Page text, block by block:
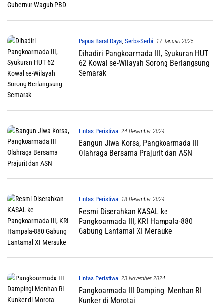
Papua Barat Daya, Serba-Serbi 17 Januari 2025
Dihadiri Pangkoarmada III, Syukuran HUT
62 Kowal se-Wilayah Sorong Berlangsung
Semarak
Lintas Peristiwa 24 Desember 2024
Bangun Jiwa Korsa, Pangkoarmada III
Olahraga Bersama Prajurit dan ASN
Lintas Peristiwa 18 Desember 2024
Resmi Diserahkan KASAL ke
Pangkoarmada III, KRI Hampala-880
Gabung Lantamal XI Merauke
Lintas Peristiwa 23 November 2024
Pangkoarmada III Dampingi Menhan RI
Kunker di Morotai